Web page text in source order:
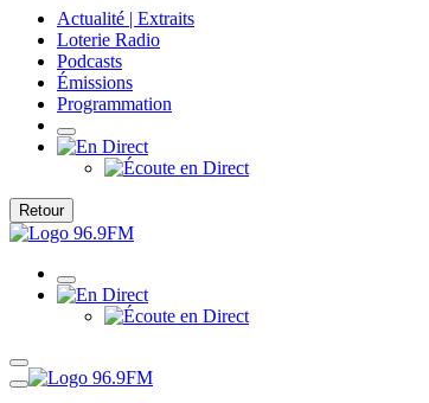
Actualité | Extraits
Loterie Radio
Podcasts
Émissions
Programmation
Retour